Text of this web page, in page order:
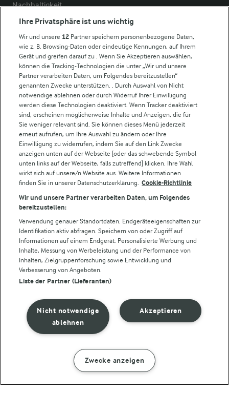
ZUBEREITUNG ZUTATEN
Nachhaltigkeit
Compliance
Arla in anderen Ländern
Weitere Arla Websites
Castello
Lurpak
Arla Pro
Für unsere Landwirt:innen
Folge uns!
Cookie Wahl wieder öffnen
Datenschutzbestimmungen
Ihre Privatsphäre ist uns wichtig
Wir und unsere 12 Partner speichern personenbezogene Daten,
wie z. B. Browsing-Daten oder eindeutige Kennungen, auf Ihrem
Gerät und greifen darauf zu . Wenn Sie Akzeptieren auswählen,
können die Tracking-Technologien die unter „Wir und unsere
Partner verarbeiten Daten, um Folgendes bereitzustellen“
genannten Zwecke unterstützen. . Durch Auswahl von Nicht
notwendige ablehnen oder durch Widerruf Ihrer Einwilligung
werden diese Technologien deaktiviert. Wenn Tracker deaktiviert
sind, erscheinen möglicherweise Inhalte und Anzeigen, die für
Sie weniger relevant sind. Sie können dieses Menü jederzeit
erneut aufrufen, um Ihre Auswahl zu ändern oder Ihre
Einwilligung zu widerrufen, indem Sie auf den Link Zwecke
anzeigen unten auf der Webseite [oder das schwebende Symbol
unten links auf der Webseite, falls zutreffend] klicken. Ihre Wahl
wirkt sich auf unsere/n Website aus. Weitere Informationen
finden Sie in unserer Datenschutzerklärung. Cookie-Richtlinie
Wir und unsere Partner verarbeiten Daten, um Folgendes
bereitzustellen:
Verwendung genauer Standortdaten. Endgeräteeigenschaften zur
Identifikation aktiv abfragen. Speichern von oder Zugriff auf
Informationen auf einem Endgerät. Personalisierte Werbung und
Inhalte, Messung von Werbeleistung und der Performance von
Inhalten, Zielgruppenforschung sowie Entwicklung und
Verbesserung von Angeboten.
Liste der Partner (Lieferanten)
Akzeptieren
Nicht notwendige
ablehnen
Zwecke anzeigen